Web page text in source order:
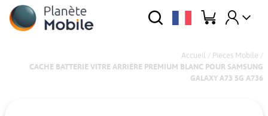
Accueil / Pieces Mobile /
CACHE BATTERIE VITRE ARRIÈRE PREMIUM BLANC POUR SAMSUNG
GALAXY A73 5G A736